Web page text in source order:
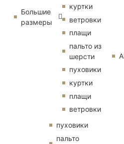
Большие
размеры
куртки
ветровки
плащи
пальто из
шерсти
пуховики
куртки
плащи
ветровки
пуховики
пальто